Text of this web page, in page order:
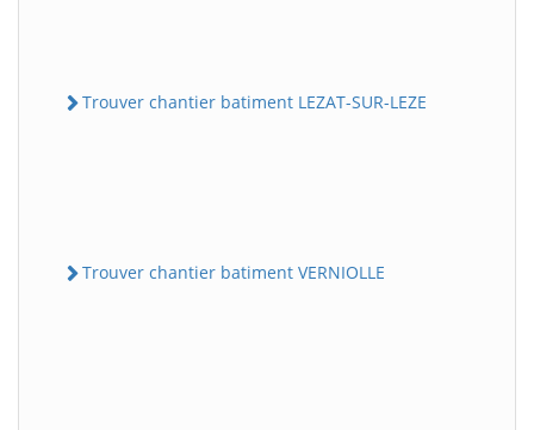
Trouver chantier batiment LEZAT-SUR-LEZE
Trouver chantier batiment VERNIOLLE